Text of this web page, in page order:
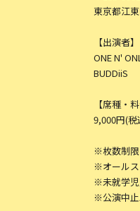
東京都江
【出演者】
ONE N'
BUDDiiS
【席種・料
9,000円(税
※枚数制
※オールス
※未就学
※公演中